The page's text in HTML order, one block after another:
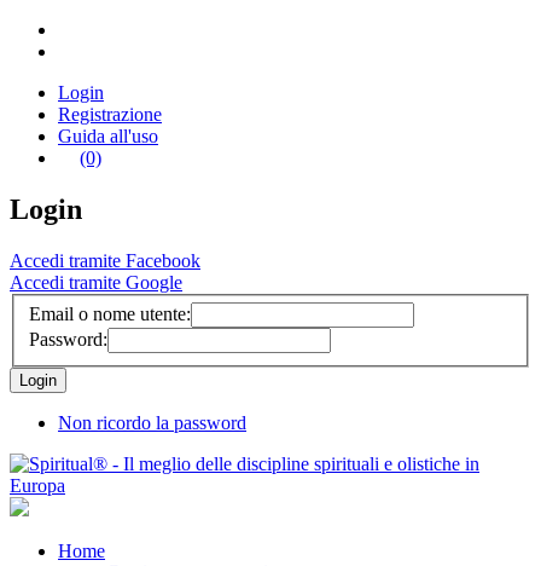
Login
Registrazione
Guida all'uso
(0)
Login
Accedi tramite Facebook
Accedi tramite Google
Email o nome utente:
Password:
Non ricordo la password
Home